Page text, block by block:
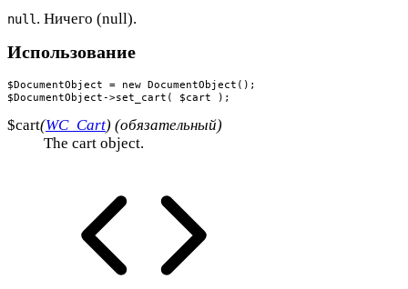
null . Ничего (null).
Использование
$DocumentObject = new DocumentObject();
$DocumentObject->set_cart( $cart );
$cart(WC_Cart) (обязательный)
The cart object.